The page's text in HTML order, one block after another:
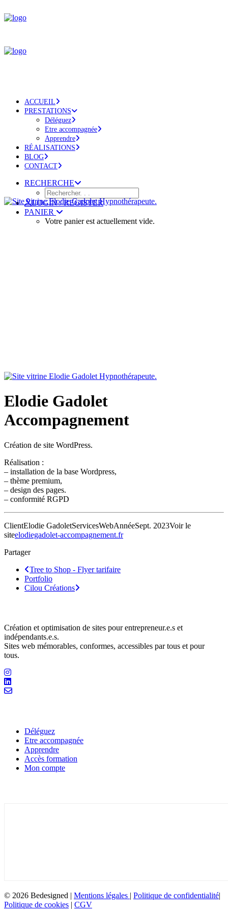
ACCUEIL
PRESTATIONS
Déléguez
Etre accompagnée
Apprendre
RÉALISATIONS
BLOG
CONTACT
RECHERCHE
LOGIN / REGISTER
PANIER
Votre panier est actuellement vide.
Elodie Gadolet
Accompagnement
Création de site WordPress.
Réalisation :
– installation de la base Wordpress,
– thème premium,
– design des pages.
– conformité RGPD
ClientElodie GadoletServicesWebAnnéeSept. 2023Voir le
siteelodiegadolet-accompagnement.fr
Partager
Tree to Shop - Flyer tarifaire
Portfolio
Cilou Créations
Création et optimisation de sites pour entrepreneur.e.s et
indépendants.e.s.
Sites web mémorables, conformes, accessibles par tous et pour
tous.
Déléguez
Etre accompagnée
Apprendre
Accès formation
Mon compte
© 2026 Bedesigned | Mentions légales Politique de confidentialité
Politique de cookies
CGV